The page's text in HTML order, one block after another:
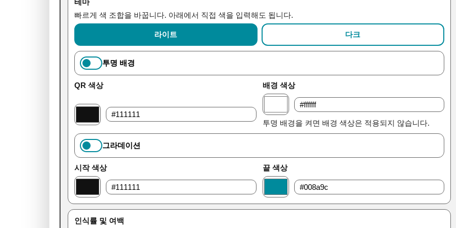
테마
빠르게 색 조합을 바꿉니다. 아래에서 직접 색을 입력해도 됩니다.
라이트 다크
투명 배경
QR 색상 배경 색상
투명 배경을 켜면 배경 색상은 적용되지 않습니다.
그라데이션
시작 색상 끝 색상
인식률 및 여백